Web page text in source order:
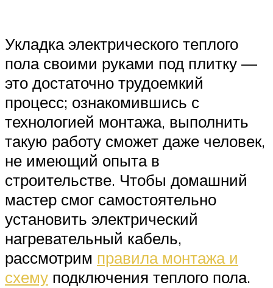
Укладка электрического теплого
пола своими руками под плитку —
это достаточно трудоемкий
процесс; ознакомившись с
технологией монтажа, выполнить
такую работу сможет даже человек,
не имеющий опыта в
строительстве. Чтобы домашний
мастер смог самостоятельно
установить электрический
нагревательный кабель,
рассмотрим правила монтажа и
схему подключения теплого пола.